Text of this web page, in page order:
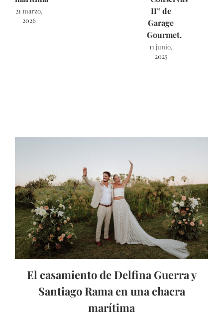
21 marzo,
2026
II” de
Garage
Gourmet.
11 junio,
2025
El casamiento de Delfina Guerra y
Santiago Rama en una chacra
marítima